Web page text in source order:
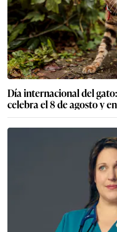
Día internacional del
celebra el 8 de agosto y